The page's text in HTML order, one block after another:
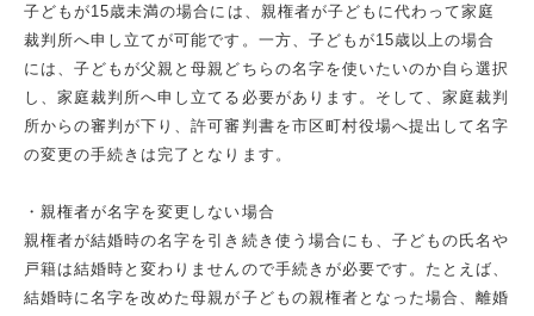
子どもが15歳未満の場合には、親権者が子どもに代わって家庭
裁判所へ申し立てが可能です。一方、子どもが15歳以上の場合
には、子どもが父親と母親どちらの名字を使いたいのか自ら選択
し、家庭裁判所へ申し立てる必要があります。そして、家庭裁判
所からの審判が下り、許可審判書を市区町村役場へ提出して名字
の変更の手続きは完了となります。
・親権者が名字を変更しない場合
親権者が結婚時の名字を引き続き使う場合にも、子どもの氏名や
戸籍は結婚時と変わりませんので手続きが必要です。たとえば、
結婚時に名字を改めた母親が子どもの親権者となった場合、離婚